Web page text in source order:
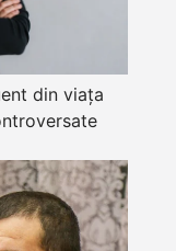
din viața